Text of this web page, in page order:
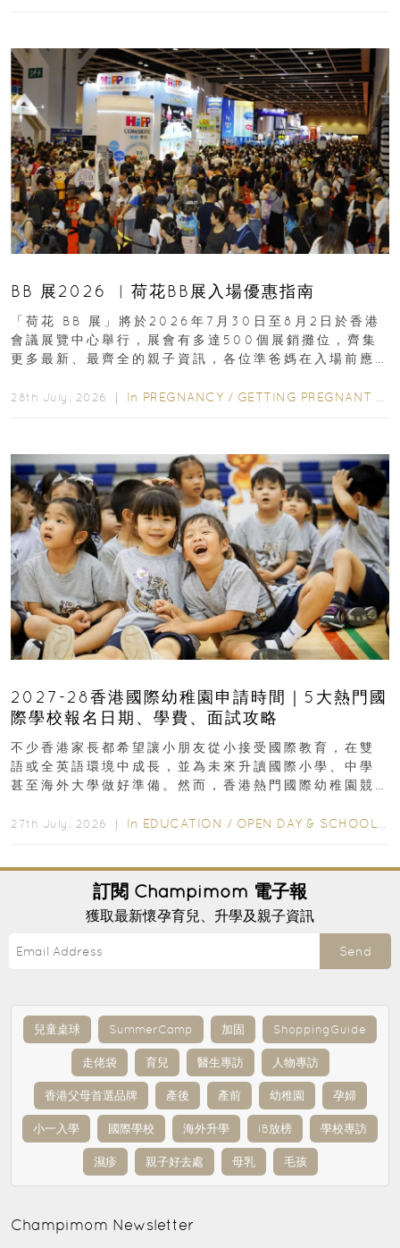
BB 展2026 ︳荷花BB展入場優惠指南
「荷花 BB 展」將於2026年7月30日至8月2日於香港
會議展覽中心舉行，展會有多達500個展銷攤位，齊集
更多最新、最齊全的親子資訊，各位準爸媽在入場前應
28th July, 2026 ｜ In PREGNANCY / GETTING PREGNANT
2027-28香港國際幼稚園申請時間｜5大熱門國
際學校報名日期、學費、面試攻略
不少香港家長都希望讓小朋友從小接受國際教育，在雙
語或全英語環境中成長，並為未來升讀國際小學、中學
甚至海外大學做好準備。然而，香港熱門國際幼稚園競
27th July, 2026 ｜ In EDUCATION / OPEN DAY & SCHOOL EVENTS
訂閱 Champimom 電子報
獲取最新懷孕育兒、升學及親子資訊
Send
兒童桌球 SummerCamp 加固 ShoppingGuide
走佬袋 育兒 醫生專訪 人物專訪
香港父母首選品牌 產後 產前 幼稚園 孕婦
小一入學 國際學校 海外升學 IB放榜 學校專訪
濕疹 親子好去處 母乳 毛孩
Champimom Newsletter